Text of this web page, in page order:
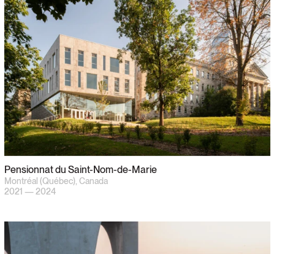
Pensionnat du Saint-Nom-de-Marie
Montréal (Québec), Canada
2021 — 2024